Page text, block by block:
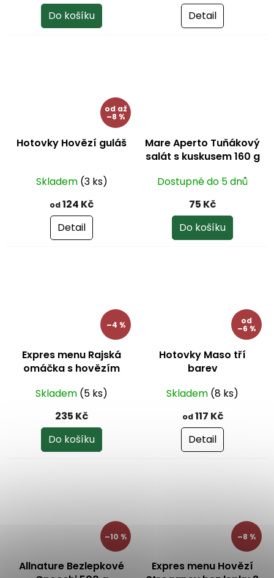
Do košíku
Detail
od až
–8 %
Hotovky Hovězí guláš
Skladem (3 ks)
od124 Kč
Detail
Mare Aperto Tuňákový
salát s kuskusem 160 g
Dostupné do 5 dnů
75 Kč
Do košíku
–4 %
Expres menu Rajská
omáčka s hovězím
porce
Skladem (5 ks)
235 Kč
Do košíku
od
–6 %
Hotovky Maso tří
barev
Skladem (8 ks)
od117 Kč
Detail
–10 %
Allnature Bezlepkové
–8 %
Expres menu Hovězí